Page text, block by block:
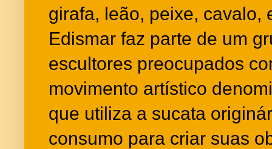
girafa, leão, peixe, cavalo,
Edismar faz parte de um
escultores preocupados
movimento artístico
que utiliza a sucata
consumo para criar suas